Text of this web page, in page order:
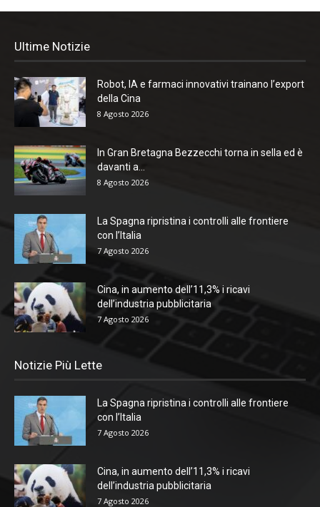
Ultime Notizie
Robot, IA e farmaci innovativi trainano l’export
della Cina
8 Agosto 2026
In Gran Bretagna Bezzecchi torna in sella ed è
davanti a...
8 Agosto 2026
La Spagna ripristina i controlli alle frontiere
con l’Italia
7 Agosto 2026
Cina, in aumento dell’11,3% i ricavi
dell’industria pubblicitaria
7 Agosto 2026
Notizie Più Lette
La Spagna ripristina i controlli alle frontiere
con l’Italia
7 Agosto 2026
Cina, in aumento dell’11,3% i ricavi
dell’industria pubblicitaria
7 Agosto 2026